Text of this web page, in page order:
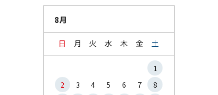
8月
日 月 火 水 木 金 土
1
2
3 4 5 6 7
8